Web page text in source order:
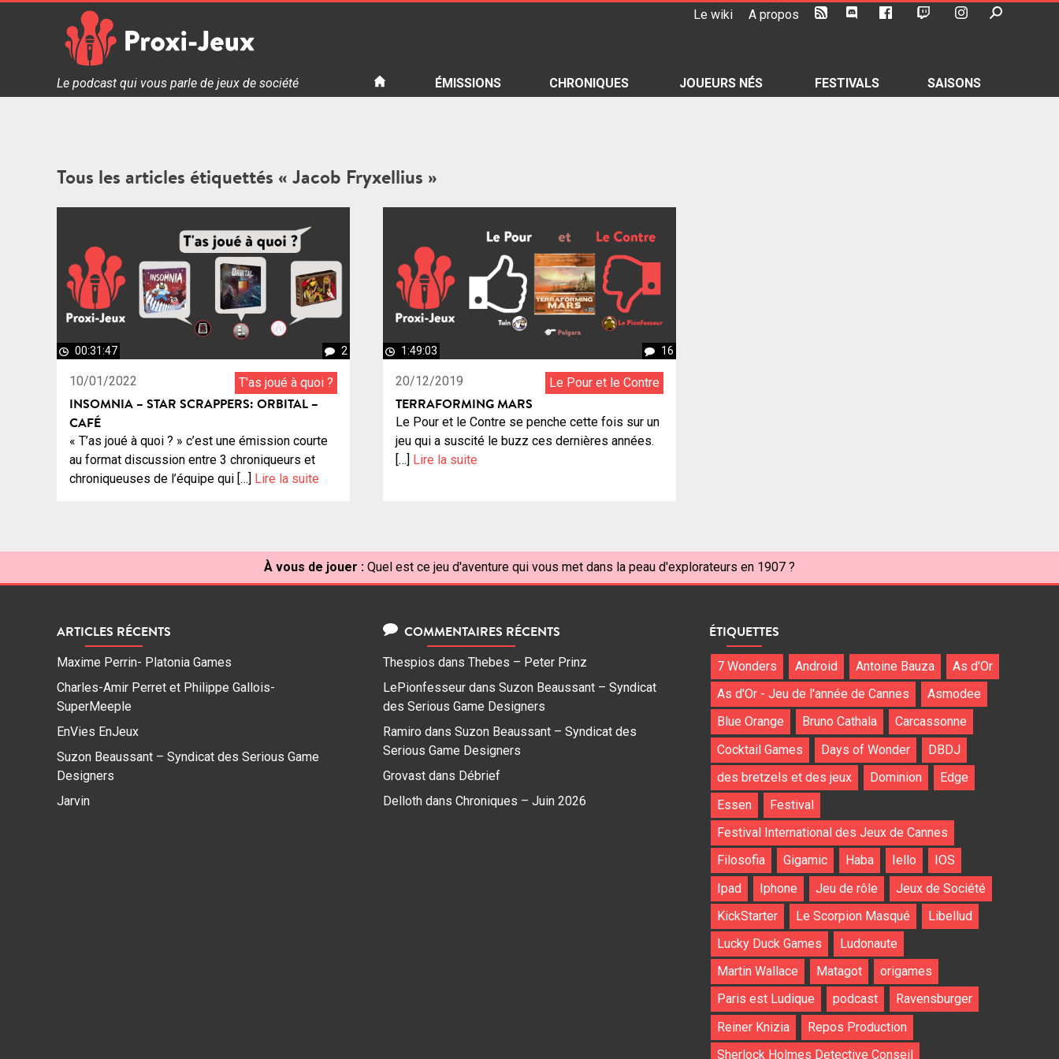
Le wiki A propos
Proxi Jeux - Le podcast qui vous parle de jeux de société
Le podcast qui vous parle de jeux de société ÉMISSIONS CHRONIQUES JOUEURS NÉS FESTIVALS SAISONS
Tous les articles étiquettés « Jacob Fryxellius »
00:31:47 2
10/01/2022 T'as joué à quoi ?
INSOMNIA – STAR SCRAPPERS: ORBITAL –
CAFÉ
« T’as joué à quoi ? » c’est une émission courte
au format discussion entre 3 chroniqueurs et
chroniqueuses de l’équipe qui […]
Lire la suite
1:49:03 16
20/12/2019 Le Pour et le Contre
TERRAFORMING MARS
Le Pour et le Contre se penche cette fois sur un
jeu qui a suscité le buzz ces dernières années.
[…]
Lire la suite
À vous de jouer : Quel est ce jeu d'aventure qui vous met dans la peau d'explorateurs en 1907 ?
ARTICLES RÉCENTS
Maxime Perrin- Platonia Games
Charles-Amir Perret et Philippe Gallois-
SuperMeeple
EnVies EnJeux
Suzon Beaussant – Syndicat des Serious Game
Designers
Jarvin
COMMENTAIRES RÉCENTS
Thespios dans Thebes – Peter Prinz
LePionfesseur dans Suzon Beaussant – Syndicat
des Serious Game Designers
Ramiro dans Suzon Beaussant – Syndicat des
Serious Game Designers
Grovast dans Débrief
Delloth dans Chroniques – Juin 2026
ÉTIQUETTES
7 Wonders Android Antoine Bauza
As d'Or
As d'Or - Jeu de l'année de Cannes
Asmodee
Blue Orange
Bruno Cathala
Carcassonne
Cocktail Games
Days of Wonder
DBDJ
des bretzels et des jeux
Dominion
Edge
Essen
Festival
Festival International des Jeux de Cannes
Filosofia
Gigamic Haba Iello
IOS
Ipad
Iphone Jeu de rôle
Jeux de Société
KickStarter
Le Scorpion Masqué
Libellud
Lucky Duck Games
Ludonaute
Martin Wallace
Matagot
origames
Paris est Ludique
podcast
Ravensburger
Reiner Knizia
Repos Production
Sherlock Holmes Detective Conseil